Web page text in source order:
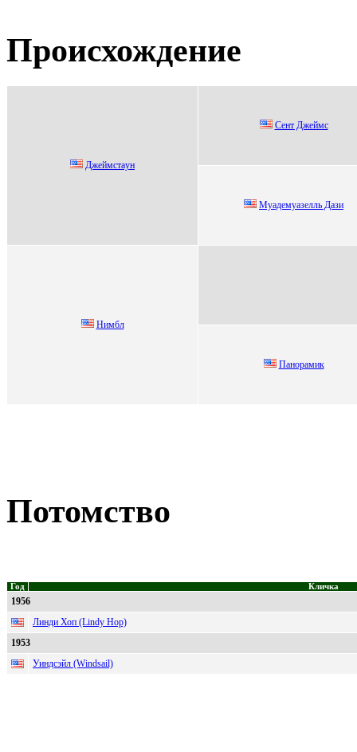
Происхождение
Джеймcтaун
Сент Джеймс
Mуадемуазелль Дази
Нимбл
Панорамик
Потомство
Год Кличка
1956
Линди Хоп (Lindy Hop)
1953
Уиндсэйл (Windsail)